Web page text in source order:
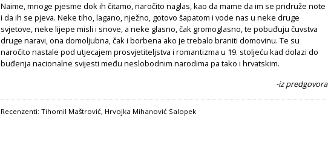
Naime, mnoge pjesme dok ih čitamo, naročito naglas, kao da mame da im se pridruže note
i da ih se pjeva. Neke tiho, lagano, nježno, gotovo šapatom i vode nas u neke druge
svjetove, neke lijepe misli i snove, a neke glasno, čak gromoglasno, te pobuđuju čuvstva
druge naravi, ona domoljubna, čak i borbena ako je trebalo braniti domovinu. Te su
naročito nastale pod utjecajem prosvjetiteljstva i romantizma u 19. stoljeću kad dolazi do
buđenja nacionalne svijesti među neslobodnim narodima pa tako i hrvatskim.
-iz predgovora
Recenzenti: Tihomil Maštrović, Hrvojka Mihanović Salopek